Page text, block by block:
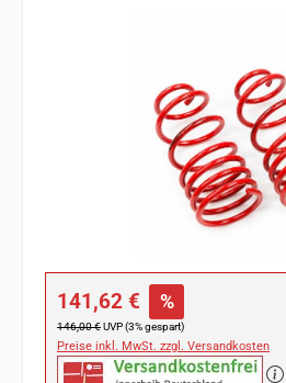
Verkaufspreis:
141,62 € %
Regulärer Preis:
146,00 €UVP (3% gespart)
Preise inkl. MwSt. zzgl. Versandkosten